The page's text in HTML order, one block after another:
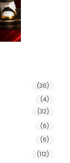
(36)
(4)
(32)
(6)
(6)
(112)